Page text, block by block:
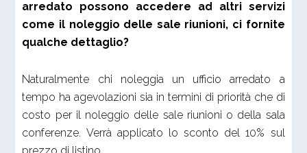
arredato possono accedere ad altri servizi
come il noleggio delle sale riunioni, ci fornite
qualche dettaglio?
Naturalmente chi noleggia un ufficio arredato a
tempo ha agevolazioni sia in termini di priorità che di
costo per il noleggio delle sale riunioni o della sala
conferenze. Verrà applicato lo sconto del 10% sul